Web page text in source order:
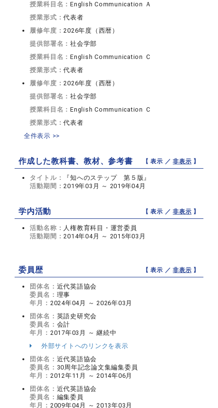
授業科目名：English Communication Ａ
授業形式：代表者
履修年度：2026年度（西暦）
提供部署名：社会学部
授業科目名：English Communication Ｃ
授業形式：代表者
履修年度：2026年度（西暦）
提供部署名：社会学部
授業科目名：English Communication Ｃ
授業形式：代表者
全件表示 >>
作成した教科書、教材、参考書 【 表示 ／非表示 】
タイトル：
『知へのステップ 第５版』
活動期間：2019年03月 ～ 2019年04月
学内活動 【 表示 ／非表示 】
活動名称： 人権教育科目・運営委員
活動期間：2014年04月 ～ 2015年03月
委員歴 【 表示 ／非表示 】
団体名： 近代英語協会
委員名： 理事
年月： 2024年04月 ～ 2026年03月
団体名： 英語史研究会
委員名： 会計
年月： 2017年03月 ～ 継続中
外部サイトへのリンクを表示
団体名： 近代英語協会
委員名： 30周年記念論文集編集委員
年月： 2012年11月 ～ 2014年06月
団体名： 近代英語協会
委員名： 編集委員
年月： 2009年04月 ～ 2013年03月